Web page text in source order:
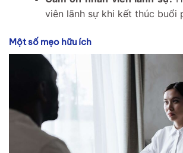
viên lãnh sự khi kết thúc buổi
Một số mẹo hữu ích